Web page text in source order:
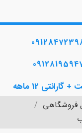
12 ماهه
فروشگاهی